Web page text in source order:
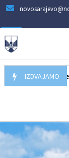
IZDVAJAMO
Delegacija